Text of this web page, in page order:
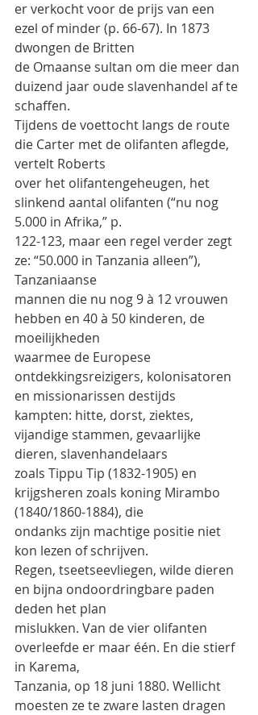
er verkocht voor de prijs van een
ezel of minder (p. 66-67). In 1873
dwongen de Britten
de Omaanse sultan om die meer dan
duizend jaar oude slavenhandel af te
schaffen.
Tijdens de voettocht langs de route
die Carter met de olifanten aflegde,
vertelt Roberts
over het olifantengeheugen, het
slinkend aantal olifanten (“nu nog
5.000 in Afrika,” p.
122-123, maar een regel verder zegt
ze: “50.000 in Tanzania alleen”),
Tanzaniaanse
mannen die nu nog 9 à 12 vrouwen
hebben en 40 à 50 kinderen, de
moeilijkheden
waarmee de Europese
ontdekkingsreizigers, kolonisatoren
en missionarissen destijds
kampten: hitte, dorst, ziektes,
vijandige stammen, gevaarlijke
dieren, slavenhandelaars
zoals Tippu Tip (1832-1905) en
krijgsheren zoals koning Mirambo
(1840/1860-1884), die
ondanks zijn machtige positie niet
kon lezen of schrijven.
Regen, tseetseevliegen, wilde dieren
en bijna ondoordringbare paden
deden het plan
mislukken. Van de vier olifanten
overleefde er maar één. En die stierf
in Karema,
Tanzania, op 18 juni 1880. Wellicht
moesten ze te zware lasten dragen